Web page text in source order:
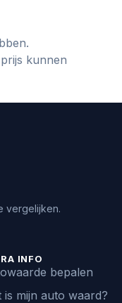
kunnen
vergelijken.
INFO
bepalen
is mijn auto waard?